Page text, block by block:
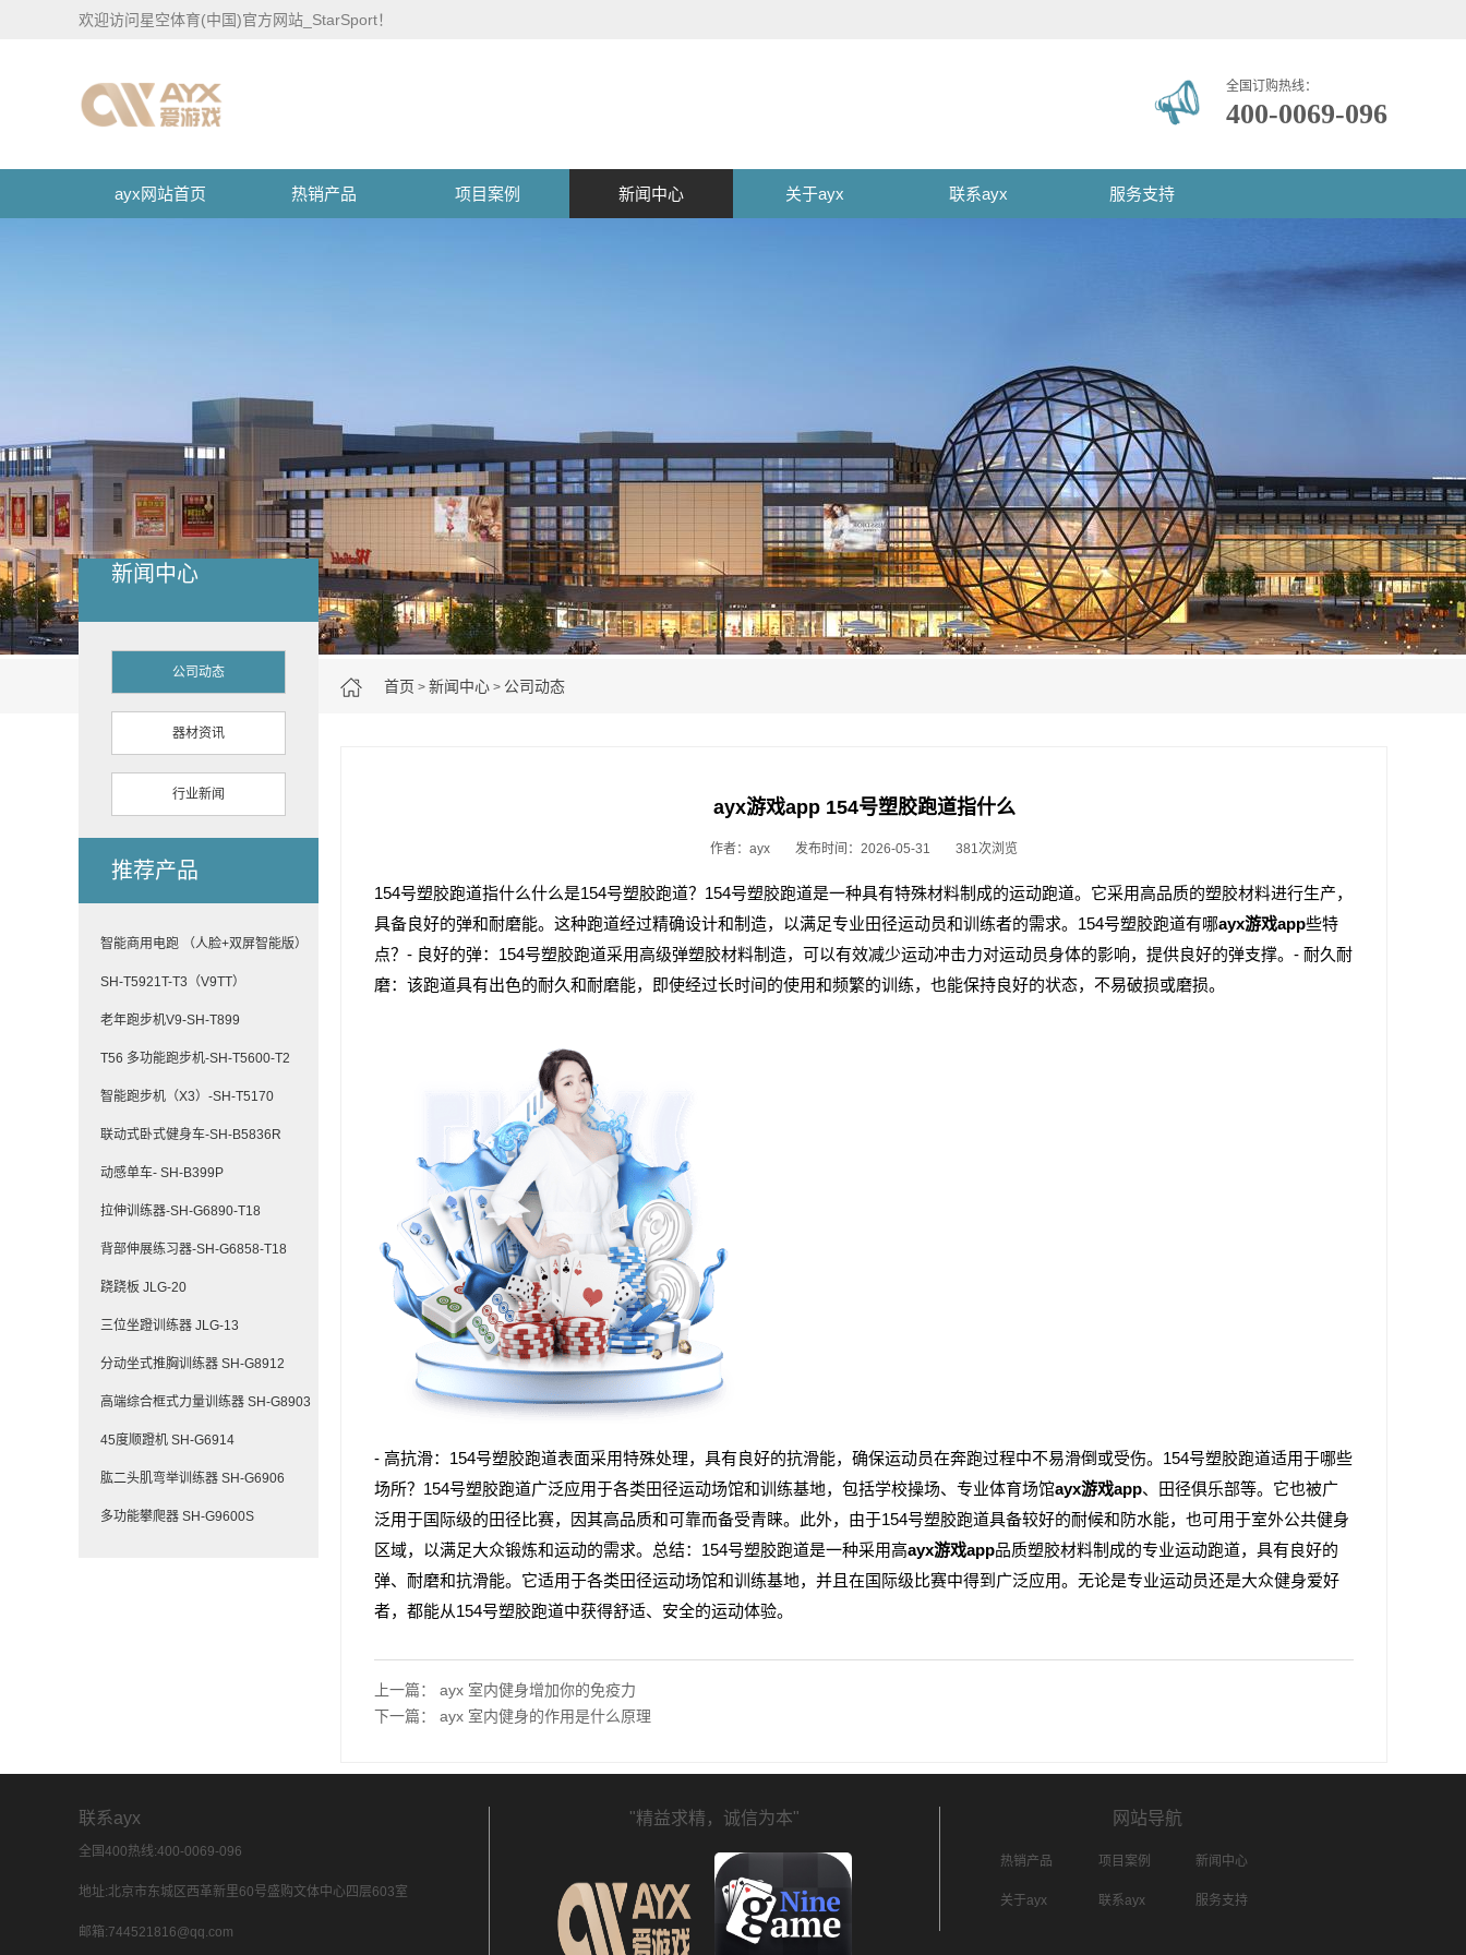
欢迎访问星空体育(中国)官方网站_StarSport！
全国订购热线：
400-0069-096
ayx网站首页 热销产品 项目案例 新闻中心 关于ayx 联系ayx 服务支持
首页 > 新闻中心 > 公司动态
新闻中心
公司动态
器材资讯
行业新闻
推荐产品
智能商用电跑 （人脸+双屏智能版）
SH-T5921T-T3（V9TT）
老年跑步机V9-SH-T899
T56 多功能跑步机-SH-T5600-T2
智能跑步机（X3）-SH-T5170
联动式卧式健身车-SH-B5836R
动感单车- SH-B399P
拉伸训练器-SH-G6890-T18
背部伸展练习器-SH-G6858-T18
跷跷板 JLG-20
三位坐蹬训练器 JLG-13
分动坐式推胸训练器 SH-G8912
高端综合框式力量训练器 SH-G8903
45度顺蹬机 SH-G6914
肱二头肌弯举训练器 SH-G6906
多功能攀爬器 SH-G9600S
ayx游戏app 154号塑胶跑道指什么
作者：ayx 发布时间：2026-05-31 381次浏览
154号塑胶跑道指什么什么是154号塑胶跑道？154号塑胶跑道是一种具有特殊材料制成的运动跑道。它采用高品质的塑胶材料进行生产，
具备良好的弹和耐磨能。这种跑道经过精确设计和制造，以满足专业田径运动员和训练者的需求。154号塑胶跑道有哪ayx游戏app些特
点？- 良好的弹：154号塑胶跑道采用高级弹塑胶材料制造，可以有效减少运动冲击力对运动员身体的影响，提供良好的弹支撑。- 耐久耐
磨：该跑道具有出色的耐久和耐磨能，即使经过长时间的使用和频繁的训练，也能保持良好的状态，不易破损或磨损。
- 高抗滑：154号塑胶跑道表面采用特殊处理，具有良好的抗滑能，确保运动员在奔跑过程中不易滑倒或受伤。154号塑胶跑道适用于哪些
场所？154号塑胶跑道广泛应用于各类田径运动场馆和训练基地，包括学校操场、专业体育场馆ayx游戏app、田径俱乐部等。它也被广
泛用于国际级的田径比赛，因其高品质和可靠而备受青睐。此外，由于154号塑胶跑道具备较好的耐候和防水能，也可用于室外公共健身
区域，以满足大众锻炼和运动的需求。总结：154号塑胶跑道是一种采用高ayx游戏app品质塑胶材料制成的专业运动跑道，具有良好的
弹、耐磨和抗滑能。它适用于各类田径运动场馆和训练基地，并且在国际级比赛中得到广泛应用。无论是专业运动员还是大众健身爱好
者，都能从154号塑胶跑道中获得舒适、安全的运动体验。
上一篇： ayx 室内健身增加你的免疫力
下一篇： ayx 室内健身的作用是什么原理
联系ayx
全国400热线:400-0069-096
地址:北京市东城区西革新里60号盛购文体中心四层603室
邮箱:744521816@qq.com
"精益求精，诚信为本" 网站导航
热销产品 项目案例 新闻中心
关于ayx 联系ayx 服务支持